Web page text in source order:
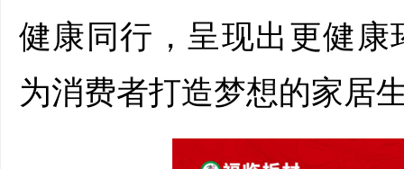
健康同行，呈现出更健
为消费者打造梦想的家居